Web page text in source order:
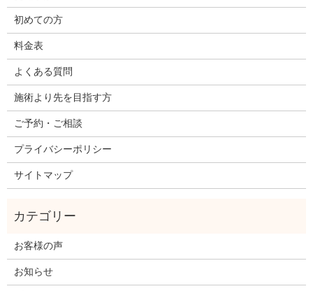
初めての方
料金表
よくある質問
施術より先を目指す方
ご予約・ご相談
プライバシーポリシー
サイトマップ
お客様の声
お知らせ